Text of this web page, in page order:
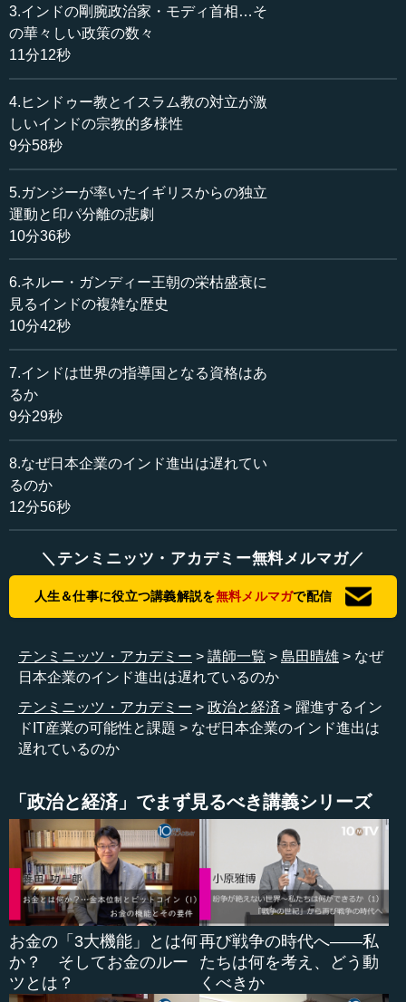
日本とインドの正式な国交の開始は、1952年です。この
時に、日本に対して非常に寛大な内容を持つ日印平和条約
が結ばれたのです。また、独立したばかりの戦勝国であっ
たにもかかわらず、インドはサンフランシスコ講和会議で
主権を回復した日本へのアメリカ軍の駐留に反対して、会
議を欠席しています。さらに、日本への請求権を放棄する
な戦争犯罪人を裁いた東京裁判では、インド人のパール判
事が日本人被告の無罪を主張しました。他にも、1949年に
ネルー首相は友好の証しとして、娘の名を取ったインディ
ラというゾウを上野動物園に送るなど、非常に好意的な姿
1958年に日本はインドに対してODAの第一号となる円借
款を供与しましたが、その前年である1957年には岸信介首
相が初めてインドを訪問しました。しかし、冷戦時代に日
本は日米同盟を基軸とする自由主義経済の方針を採ってい
たのに対して、インドは非同盟外交の方針を貫き、閉鎖的
な経済体制を取ったために、日本との接点がなくなってし
●1991年の経済危機を皮切りに活発化していく日印
日本とインドが最接近する契機となったのは、先ほども
言及した1991年の経済危機です。この危機の最中、外貨準
備が底をついてデフォルトしそうになりましたが、この
危機をしのいだのです。
その後、1998年に政権に就いたBJP（Bharatiya Janata
Party、インド人民党）のバジパイ（アタル・ビハーリー・
ヴァージペーイー）首相は、経済開放をさらに進める政策
実験を行いました。日本はこれに抗議して、即座にインド
大使を帰国させるなどして、しばらく関係は中断し、その
間に冷却してしまいました。
2000年の森喜朗首相によるインド訪問は、新たな雪解け
となりました。クリントン大統領がインドを訪問したの
で、これを好機と見た森首相もインドを訪問したのです。
そこでバジパイ首相と会談して、インドは核実験を凍結す
る代わりに日本は経済制裁措置を緩和するという合意を結
びました。そして、日印関係を「21世紀におけるグローバ
3.インドの剛腕政治家・モディ首相…そ
の華々しい政策の数々
11分12秒
4.ヒンドゥー教とイスラム教の対立が激
しいインドの宗教的多様性
9分58秒
5.ガンジーが率いたイギリスからの独立
運動と印パ分離の悲劇
10分36秒
6.ネルー・ガンディー王朝の栄枯盛衰に
見るインドの複雑な歴史
10分42秒
7.インドは世界の指導国となる資格はあ
るか
9分29秒
8.なぜ日本企業のインド進出は遅れてい
るのか
12分56秒
＼テンミニッツ・アカデミー無料メルマガ／
人生＆仕事に役立つ講義解説を無料メルマガで配信
テンミニッツ・アカデミー 講師一覧 島田晴雄
なぜ
日本企業のインド進出は遅れているのか
テンミニッツ・アカデミー
政治と経済
躍進するイン
ドIT産業の可能性と課題
なぜ日本企業のインド進出は
遅れているのか
「政治と経済」でまず見るべき講義シリーズ
お金の「3大機能」とは何
か？ そしてお金のルー
ツとは？
再び戦争の時代へ――私
たちは何を考え、どう動
くべきか